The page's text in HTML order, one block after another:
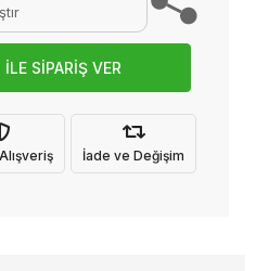
SİPARİŞ VER
İade ve Değişim